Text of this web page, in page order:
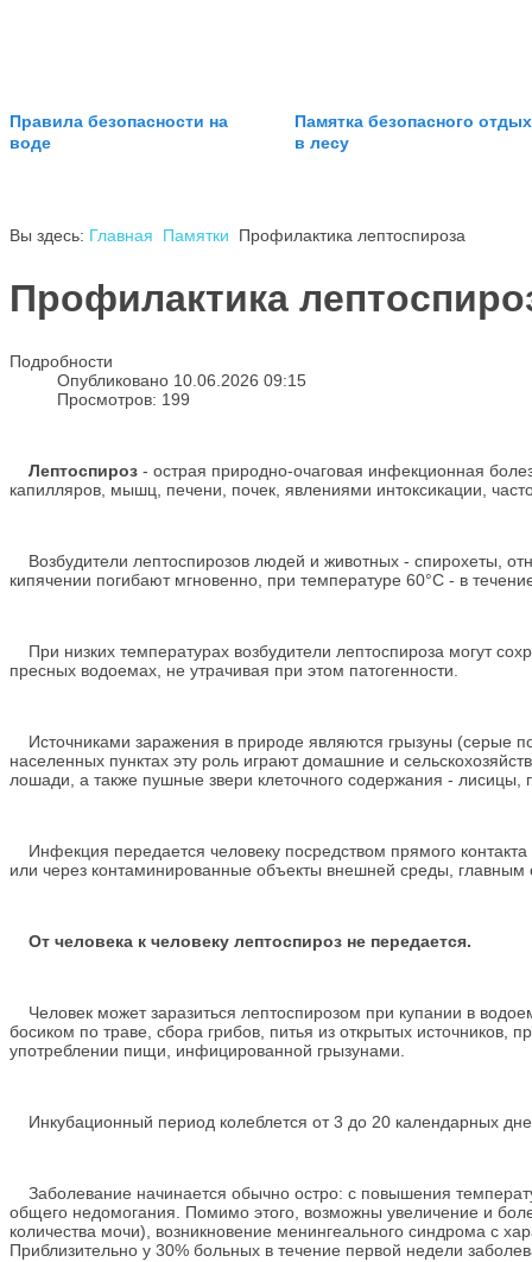
Правила безопасности на
воде
Памятка безопасного
в лесу
Вы здесь: Главная Памятки Профилактика лептоспироза
Профилактика
Подробности
Опубликовано 10.06.2026 09:15
Просмотров: 199
Лептоспироз - острая природно-очаговая инфекционная
капилляров, мышц, печени, почек, явлениями интоксикации,
Возбудители лептоспирозов людей и животных - спирохеты,
кипячении погибают мгновенно, при температуре 60°C - в
При низких температурах возбудители лептоспироза могут
пресных водоемах, не утрачивая при этом патогенности.
Источниками заражения в природе являются грызуны (серые
населенных пунктах эту роль играют домашние и
лошади, а также пушные звери клеточного содержания - лисицы,
Инфекция передается человеку посредством прямого
или через контаминированные объекты внешней среды,
От человека к человеку лептоспироз не передается.
Человек может заразиться лептоспирозом при купании в
босиком по траве, сбора грибов, питья из открытых источников,
употреблении пищи, инфицированной грызунами.
Инкубационный период колеблется от 3 до 20 календарных
Заболевание начинается обычно остро: с повышения
общего недомогания. Помимо этого, возможны увеличение и
количества мочи), возникновение менингеального синдрома с
Приблизительно у 30% больных в течение первой недели